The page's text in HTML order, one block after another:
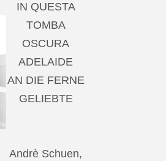
IN QUESTA
TOMBA
OSCURA
ADELAIDE
AN DIE FERNE
GELIEBTE
Andrè Schuen,